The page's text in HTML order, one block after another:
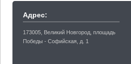
Адрес:
173005, Великий Новгород, площадь
Победы - Софийская, д. 1